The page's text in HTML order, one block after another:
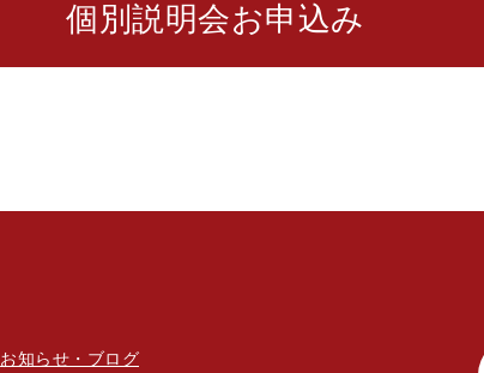
個別説明会お申込み
お知らせ・ブログ